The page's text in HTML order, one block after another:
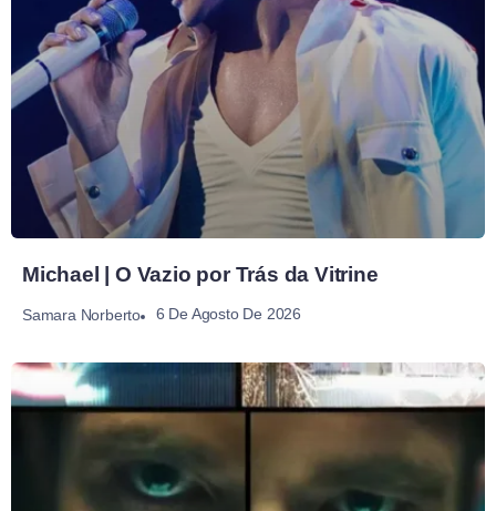
Michael | O Vazio por Trás da Vitrine
Samara Norberto 6 De Agosto De 2026